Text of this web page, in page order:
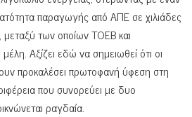
παραγωγής από ΑΠΕ σε χιλιάδες
μεταξύ των οποίων ΤΟΕΒ και
Αξίζει εδώ να σημειωθεί ότι οι
προκαλέσει πρωτοφανή ύφεση στη
που συνορεύει με δυο
ραγδαία.